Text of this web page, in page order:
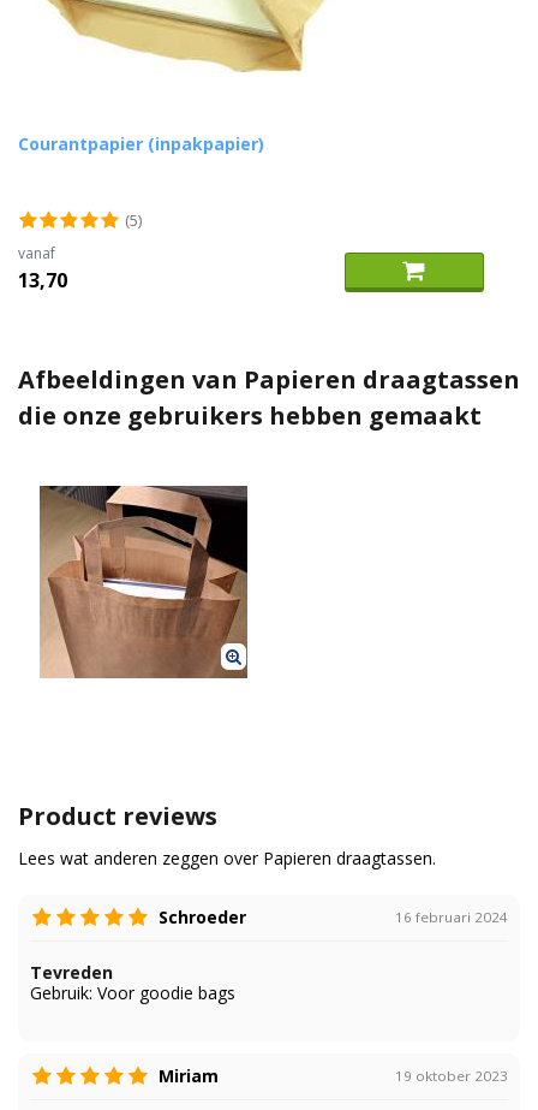
Courantpapier (inpakpapier)
(5)
vanaf
13,70
Afbeeldingen van Papieren draagtassen
die onze gebruikers hebben gemaakt
Product reviews
Lees wat anderen zeggen over Papieren draagtassen.
Schroeder 16 februari 2024
Tevreden
Gebruik: Voor goodie bags
Miriam 19 oktober 2023